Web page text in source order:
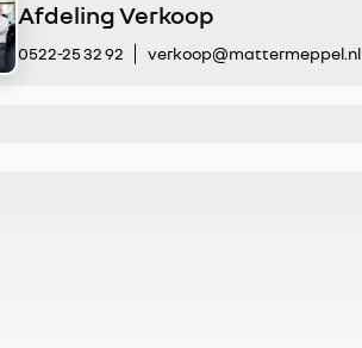
Afdeling Verkoop
0522-25 32 92 verkoop@mattermeppel.nl